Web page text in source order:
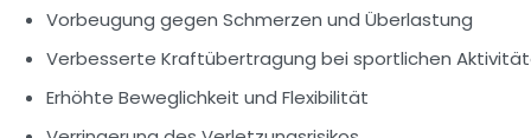
Vorbeugung gegen Schmerzen und Überlastung
Verbesserte Kraftübertragung bei sportlichen
Erhöhte Beweglichkeit und Flexibilität